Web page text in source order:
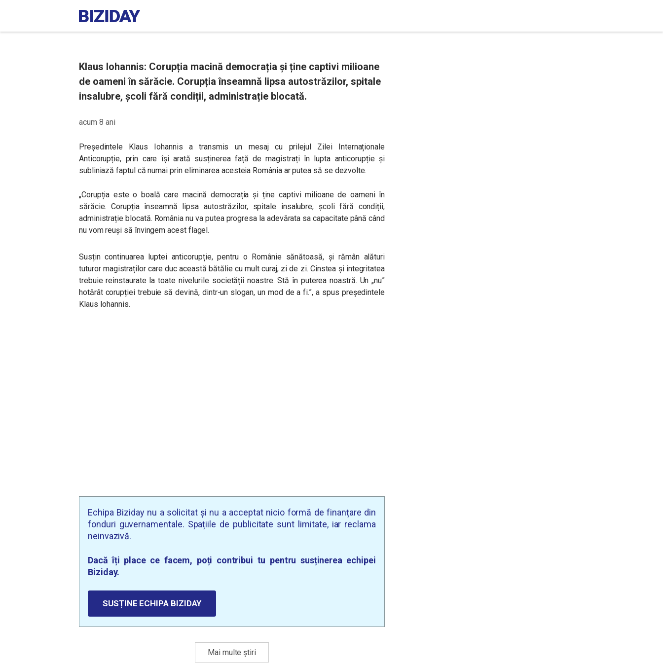
Klaus Iohannis: Corupția macină democrația și ține captivi milioane
de oameni în sărăcie. Corupția înseamnă lipsa autostrăzilor, spitale
insalubre, școli fără condiții, administrație blocată.
acum 8 ani
Președintele Klaus Iohannis a transmis un mesaj cu prilejul Zilei Internaționale
Anticorupție, prin care își arată susținerea față de magistrați în lupta anticorupție și
subliniază faptul că numai prin eliminarea acesteia România ar putea să se dezvolte.
„Corupția este o boală care macină democrația și ține captivi milioane de oameni în
sărăcie. Corupția înseamnă lipsa autostrăzilor, spitale insalubre, școli fără condiții,
administrație blocată. România nu va putea progresa la adevărata sa capacitate până când
nu vom reuși să învingem acest flagel.
Susțin continuarea luptei anticorupție, pentru o Românie sănătoasă, și rămân alături
tuturor magistraților care duc această bătălie cu mult curaj, zi de zi. Cinstea și integritatea
trebuie reinstaurate la toate nivelurile societății noastre. Stă în puterea noastră. Un „nu”
hotărât corupției trebuie să devină, dintr-un slogan, un mod de a fi.”, a spus președintele
Klaus Iohannis.
Echipa Biziday nu a solicitat și nu a acceptat nicio formă de finanțare din
fonduri guvernamentale. Spațiile de publicitate sunt limitate, iar reclama
neinvazivă.
Dacă îți place ce facem, poți contribui tu pentru susținerea echipei
Biziday.
SUSȚINE ECHIPA BIZIDAY
Mai multe știri